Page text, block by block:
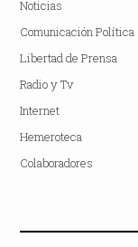
Noticias
Comunicación Política
Libertad de Prensa
Radio y Tv
Internet
Hemeroteca
Colaboradores